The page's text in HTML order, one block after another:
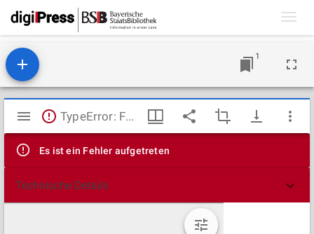
1
Mirador
Viewer
TypeError: Failed to fetch
Es ist ein Fehler aufgetreten
Technische Details